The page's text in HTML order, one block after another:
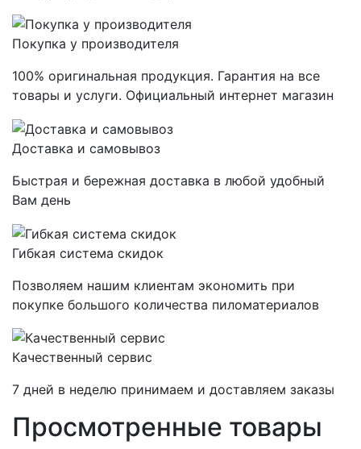
Покупка у производителя
100% оригинальная продукция. Гарантия на все
товары и услуги. Официальный интернет магазин
Доставка и самовывоз
Быстрая и бережная доставка в любой удобный
Вам день
Гибкая система скидок
Позволяем нашим клиентам экономить при
покупке большого количества пиломатериалов
Качественный сервис
7 дней в неделю принимаем и доставляем заказы
Просмотренные товары